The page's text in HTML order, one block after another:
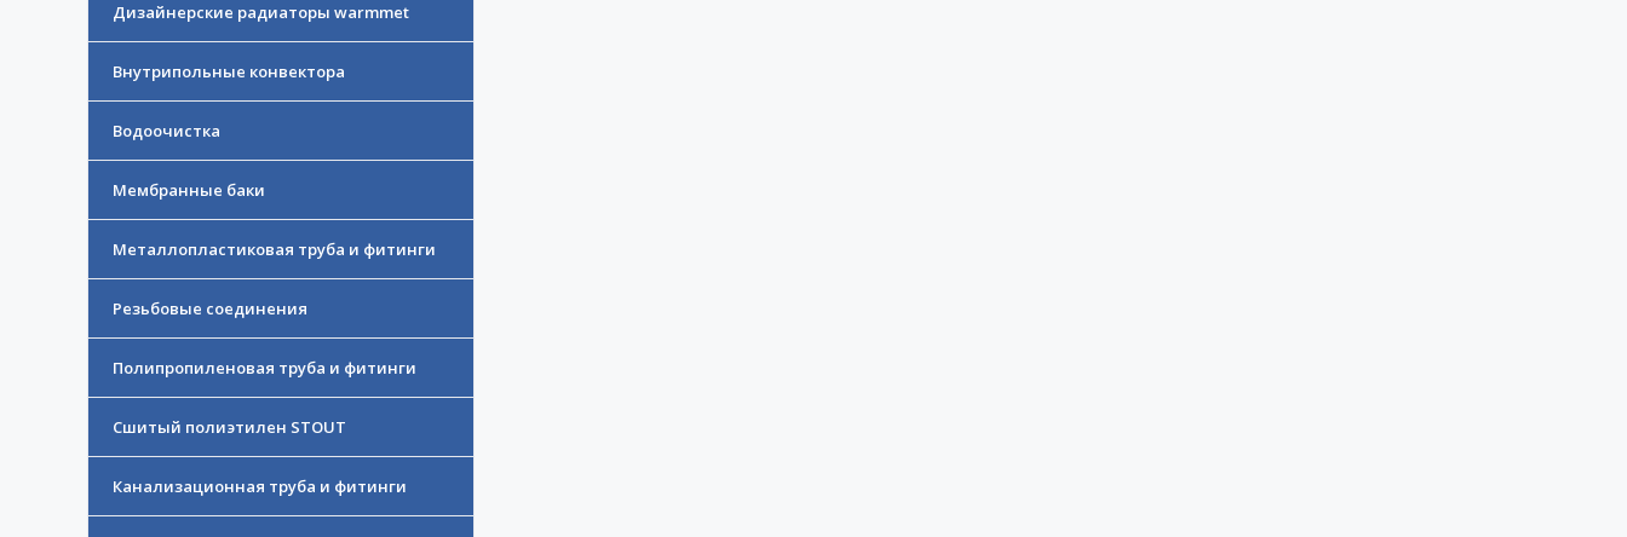
Дизайнерские радиаторы warmmet
Внутрипольные конвектора
Водоочистка
Мембранные баки
Металлопластиковая труба и фитинги
Резьбовые соединения
Полипропиленовая труба и фитинги
Сшитый полиэтилен STOUT
Канализационная труба и фитинги